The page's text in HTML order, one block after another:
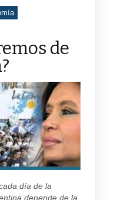
de
día de la
depende de la